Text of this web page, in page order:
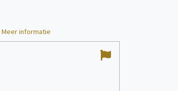
Meer informatie